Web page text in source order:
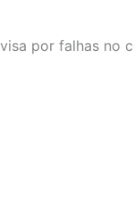
por falhas